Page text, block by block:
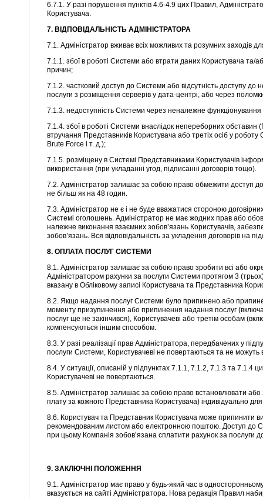
6.7.1. У разі порушення пунктів 4.6-4.9 цих Правил,
Користувача.
7. ВІДПОВІДАЛЬНІСТЬ АДМІНІСТРАТОРА
7.1. Адміністратор вживає всіх можливих та розумних заходів
7.1.1. збої в роботі Системи або втрати даних Користувача та/
причин;
7.1.2. частковий доступ до Системи або відсутність доступу
послуги з розміщення серверів у дата-центрі, або через
7.1.3. недоступність Системи через неналежне
7.1.4. збої в роботі Системи внаслідок непереборних
втручання Представників Користувача або третіх осіб у
Brute Force і т. д.);
7.1.5. розміщену в Системі Представниками Користувачів
використання (при укладанні угод, підписанні договорів тощо).
7.2. Адміністратор залишає за собою право обмежити доступ
не більш як на 48 годин.
7.3. Адміністратор не є і не буде вважатися стороною
Системі оголошень. Адміністратор не має жодних прав або
належне виконання взаємних зобов’язань Користувачів,
зобов’язань. Вся відповідальність за укладення договорів на
8. ОПЛАТА ПОСЛУГ СИСТЕМИ
8.1. Адміністратор залишає за собою право зробити всі або
Адміністратором рахунки за послуги Системи протягом 3
вказану в Обліковому записі Користувача та Представника
8.2. Якщо надання послуг Системи було припинено або
моменту призупинення або припинення надання послуг
послуг ще не закінчився), Користувачеві або третім особам
компенсуються іншим способом.
8.3. У разі реалізації прав Адміністратора, передбачених у
послуги Системи, Користувачеві не повертаються та не
8.4. У ситуації, описаній у підпунктах 7.1.1, 7.1.2, 7.1.3 та
Користувачеві не повертаються.
8.5. Адміністратор залишає за собою право встановлювати
плату за кожного Представника Користувача) індивідуально
8.6. Користувач та Представник Користувача може припинити
рекомендованим листом або електронною поштою. Доступ до
при цьому Компанія зобов’язана сплатити рахунок за послуги
9. ЗАКЛЮЧНІ ПОЛОЖЕННЯ
9.1. Адміністратор має право у будь-який час в
вказується на сайті Адміністратора. Нова редакція Правил